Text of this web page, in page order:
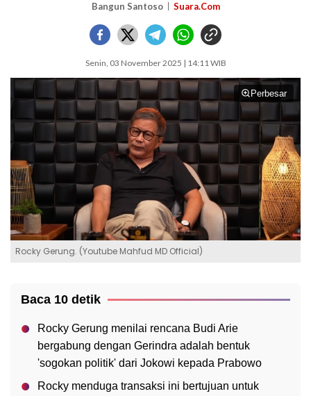
Bangun Santoso Suara.Com
Senin, 03 November 2025 | 14:11 WIB
Perbesar
Rocky Gerung. (Youtube Mahfud MD Official)
Baca 10 detik
Rocky Gerung menilai rencana Budi Arie
bergabung dengan Gerindra adalah bentuk
'sogokan politik' dari Jokowi kepada Prabowo
Rocky menduga transaksi ini bertujuan untuk